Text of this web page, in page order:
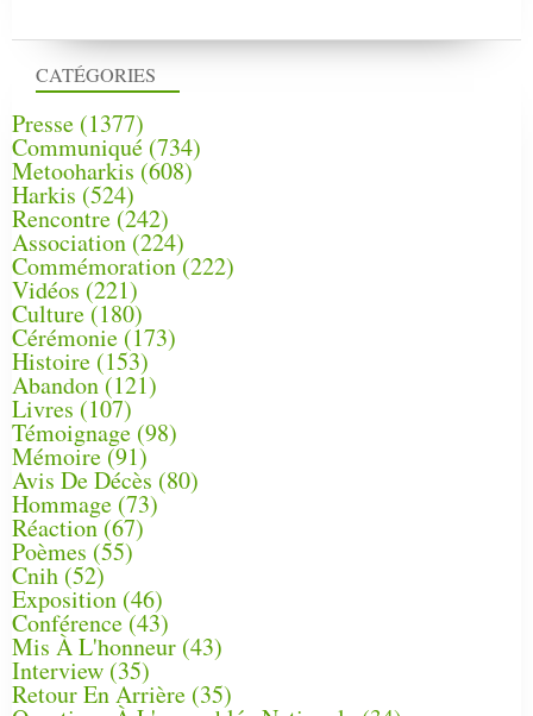
CATÉGORIES
Presse (1377)
Communiqué (734)
Metooharkis (608)
Harkis (524)
Rencontre (242)
Association (224)
Commémoration(222)
Vidéos (221)
Culture(180)
Cérémonie (173)
Histoire (153)
Abandon(121)
Livres (107)
Témoignage (98)
Mémoire (91)
Avis De Décès (80)
Hommage (73)
Réaction(67)
Poèmes (55)
Cnih (52)
Exposition (46)
Conférence(43)
Mis À L'honneur (43)
Interview (35)
Retour En Arrière (35)